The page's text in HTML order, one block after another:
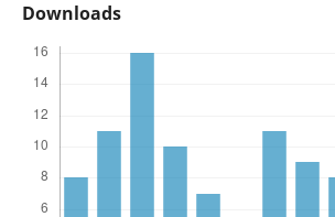
Downloads